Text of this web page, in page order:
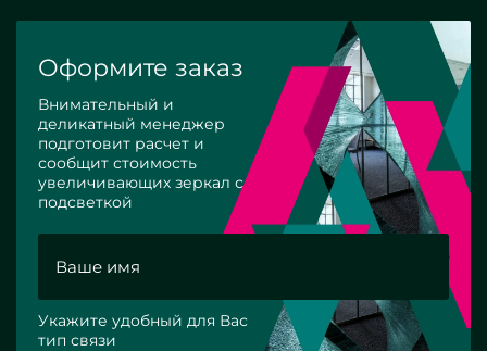
Оформите заказ
Внимательный и
деликатный менеджер
подготовит расчет и
сообщит стоимость
увеличивающих зеркал с
подсветкой
Укажите удобный для Вас
тип связи